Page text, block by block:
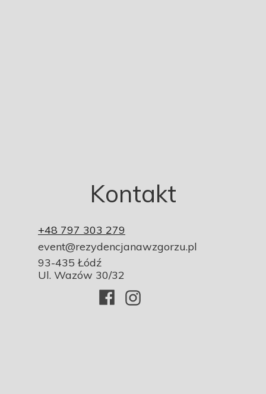
Kontakt
+48 797 303 279
event@rezydencjanawzgorzu.pl
93-435 Łódź
Ul. Wazów 30/32